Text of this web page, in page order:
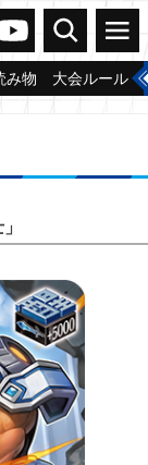
ァンガードch
検索 メニュー
み物 大会ルール